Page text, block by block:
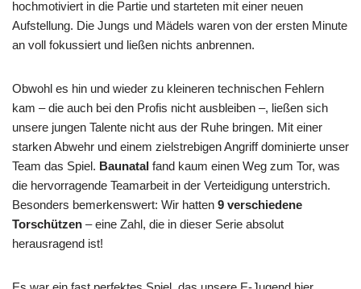
hochmotiviert in die Partie und starteten mit einer neuen
Aufstellung. Die Jungs und Mädels waren von der ersten Minute
an voll fokussiert und ließen nichts anbrennen.
Obwohl es hin und wieder zu kleineren technischen Fehlern
kam – die auch bei den Profis nicht ausbleiben –, ließen sich
unsere jungen Talente nicht aus der Ruhe bringen. Mit einer
starken Abwehr und einem zielstrebigen Angriff dominierte unser
Team das Spiel. Baunatal fand kaum einen Weg zum Tor, was
die hervorragende Teamarbeit in der Verteidigung unterstrich.
Besonders bemerkenswert: Wir hatten 9 verschiedene
Torschützen – eine Zahl, die in dieser Serie absolut
herausragend ist!